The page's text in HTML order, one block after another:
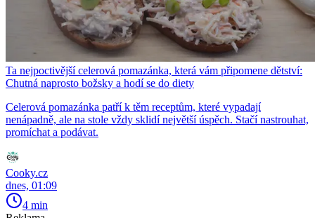
Ta nejpoctivější celerová pomazánka, která vám připomene dětství:
Chutná naprosto božsky a hodí se do diety
Celerová pomazánka patří k těm receptům, které vypadají
nenápadně, ale na stole vždy sklidí největší úspěch. Stačí nastrouhat,
promíchat a podávat.
Cooky.cz
dnes, 01:09
4 min